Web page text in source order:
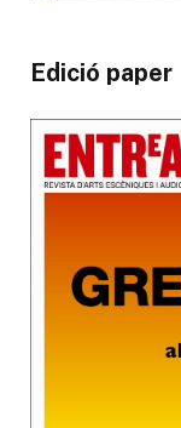
Edició paper